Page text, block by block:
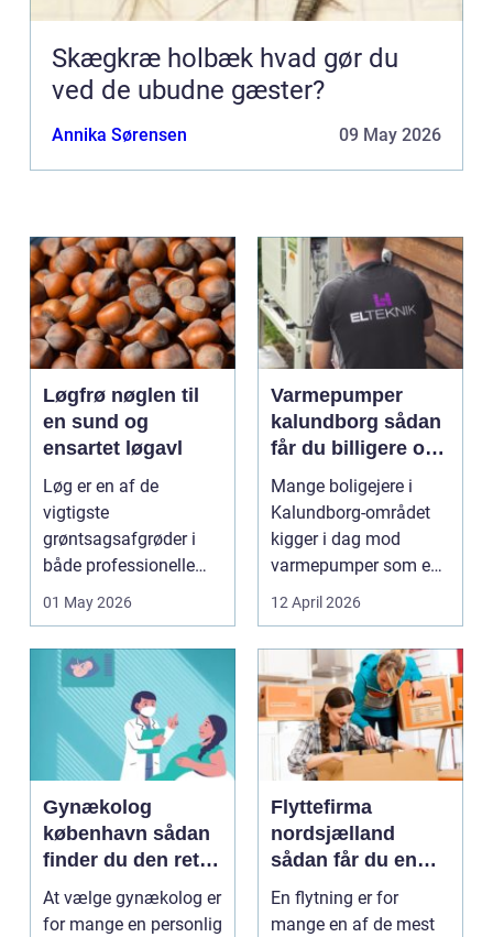
Skægkræ holbæk hvad gør du
ved de ubudne gæster?
Annika Sørensen 09 May 2026
Løgfrø nøglen til
en sund og
ensartet løgavl
Løg er en af de
vigtigste
grøntsagsafgrøder i
både professionelle
køkkenhaver og større
landbrugspro...
01 May 2026
Varmepumper
kalundborg sådan
får du billigere og
mere bæredygtig
varme
Mange boligejere i
Kalundborg-området
kigger i dag mod
varmepumper som en
vej til lavere
varmeregnin...
12 April 2026
Gynækolog
københavn sådan
finder du den rette
specialist
At vælge gynækolog er
for mange en personlig
Flyttefirma
nordsjælland
sådan får du en
tryg og effektiv
flytning
En flytning er for
mange en af de mest